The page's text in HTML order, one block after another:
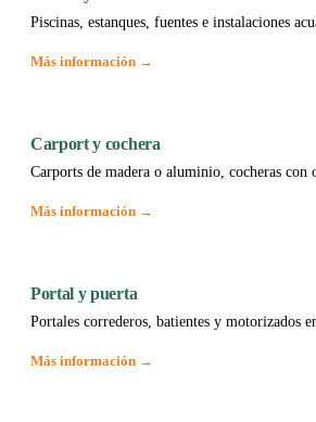
Piscinas, estanques, fuentes e instalaciones
Más información →
Carport y cochera
Carports de madera o aluminio, cocheras con
Más información →
Portal y puerta
Portales correderos, batientes y motorizados
Más información →